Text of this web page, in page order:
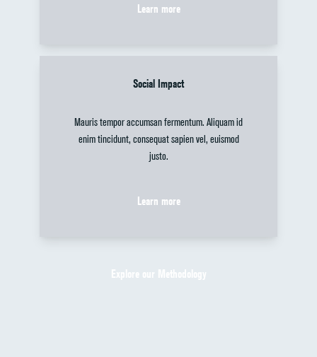
Learn more
Social Impact
Mauris tempor accumsan fermentum. Aliquam id
enim tincidunt, consequat sapien vel, euismod
justo.
Learn more
Explore our Methodology